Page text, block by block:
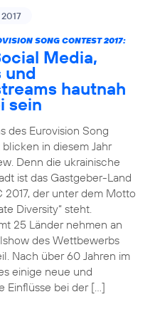
SONG CONTEST 2017:
Media,
und
hautnah
sein
des Eurovision Song
in diesem Jahr
Denn die ukrainische
ist das Gastgeber-Land
2017, der unter dem Motto
Diversity“ steht.
25 Länder nehmen an
des Wettbewerbs
Nach über 60 Jahren im
einige neue und
Einflüsse bei der […]